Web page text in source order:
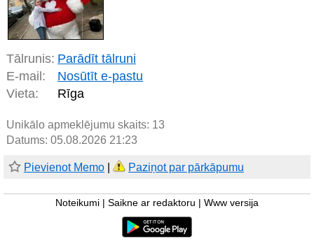
Tālrunis: Parādīt tālruni
E-mail:
Nosūtīt e-pastu
Vieta:
Rīga
Unikālo apmeklējumu skaits: 13
Datums: 05.08.2026 21:23
Pievienot Memo Paziņot par pārkāpumu
Noteikumi Saikne ar redaktoru Www versija